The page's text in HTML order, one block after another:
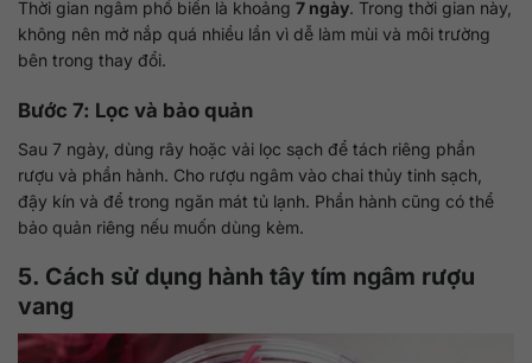
Thời gian ngâm phổ biến là khoảng 7 ngày. Trong thời gian này,
không nên mở nắp quá nhiều lần vì dễ làm mùi và môi trường
bên trong thay đổi.
Bước 7: Lọc và bảo quản
Sau 7 ngày, dùng rây hoặc vải lọc sạch để tách riêng phần
rượu và phần hành. Cho rượu ngâm vào chai thủy tinh sạch,
đậy kín và để trong ngăn mát tủ lạnh. Phần hành cũng có thể
bảo quản riêng nếu muốn dùng kèm.
5. Cách sử dụng hành tây tím ngâm rượu
vang